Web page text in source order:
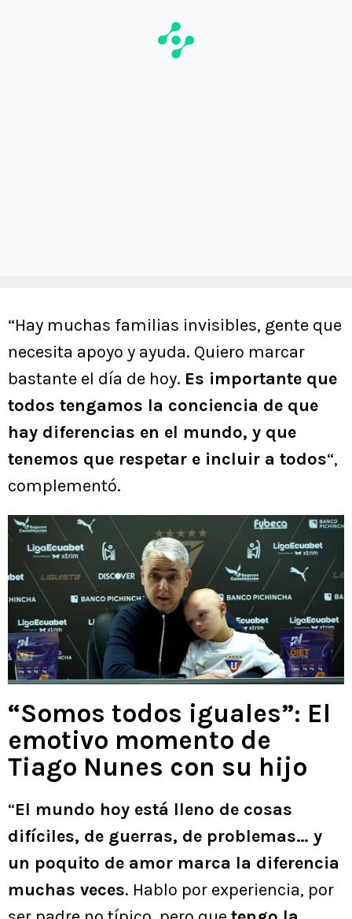
“Hay muchas familias invisibles, gente que
necesita apoyo y ayuda. Quiero marcar
bastante el día de hoy. Es importante que
todos tengamos la conciencia de que
hay diferencias en el mundo, y que
tenemos que respetar e incluir a todos“,
complementó.
“Somos todos iguales”: El
emotivo momento de
Tiago Nunes con su hijo
“El mundo hoy está lleno de cosas
difíciles, de guerras, de problemas… y
un poquito de amor marca la diferencia
muchas veces. Hablo por experiencia, por